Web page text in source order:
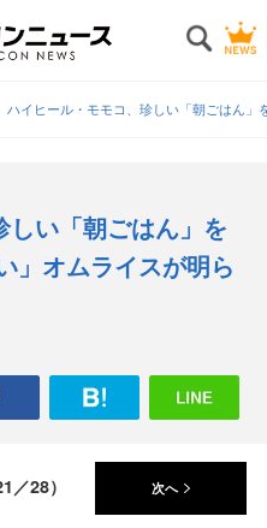
ハイヒール・モモコ、珍しい「朝ごはん
い「朝ごはん」を
」オムライスが明ら
／28） 次へ